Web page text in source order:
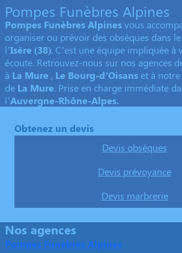
Pompes Funèbres Alpines
Pompes Funèbres Alpinesvous
organiser ou prévoir des obsèques dans
l’Isère (38). C’est une équipe impliquée à
écoute. Retrouvez-nous sur nos agences
à La Mure , Le Bourg-d’Oisans et à
de La Mure. Prise en charge immédiate
l’Auvergne-Rhône-Alpes.
Obtenez un devis
Devis obsèques
Devis prévoyance
Devis marbrerie
Nos agences
Pompes Funèbres Alpines